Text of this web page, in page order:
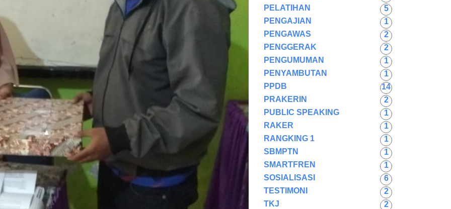
PELATIHAN
5
PENGAJIAN
1
PENGAWAS
2
PENGGERAK
2
PENGUMUMAN
1
PENYAMBUTAN
1
PPDB
14
PRAKERIN
2
PUBLIC SPEAKING
1
RAKER
1
RANGKING 1
1
SBMPTN
1
SMARTFREN
1
SOSIALISASI
6
TESTIMONI
2
TKJ
2